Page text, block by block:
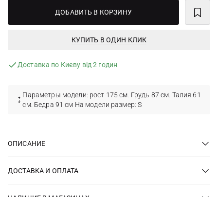
ДОБАВИТЬ В КОРЗИНУ
КУПИТЬ В ОДИН КЛИК
Доставка по Києву від 2 годин
Параметры модели: рост 175 см. Грудь 87 см. Талия 61
см. Бедра 91 см На модели размер: S
ОПИСАНИЕ
ДОСТАВКА И ОПЛАТА